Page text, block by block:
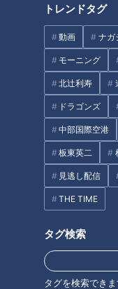
トレンドタグ
動画 ナガ
モーニング
北辻利寿
ドラゴンズ
中部国際空港
板東英二
見逃し配信
THE TIME
タグ検索
タグを検索できま
池田さん「ここに就職
年看護師の仕事をし
すけど。10年経ちま
兵士を看病し